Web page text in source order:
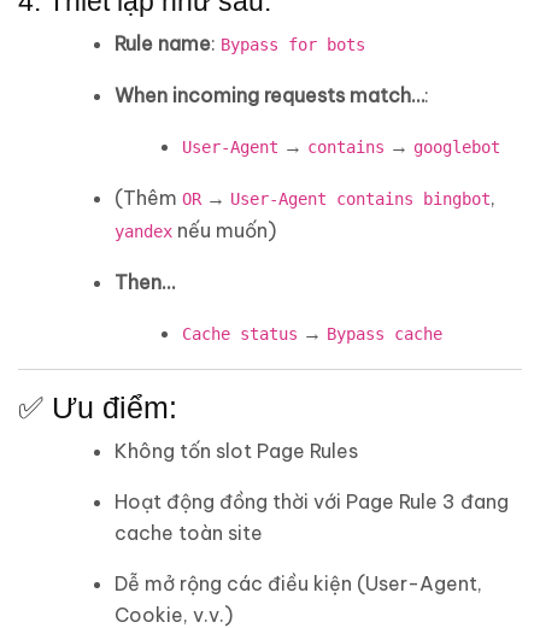
Rule name: Bypass for bots
When incoming requests match…:
User-Agent → contains → googlebot
(Thêm OR→ User-Agent contains bingbot,
yandex nếu muốn)
Then…
Cache status → Bypass cache
✅ Ưu điểm:
Không tốn slot Page Rules
Hoạt động đồng thời với Page Rule 3 đang
cache toàn site
Dễ mở rộng các điều kiện (User-Agent,
Cookie, v.v.)